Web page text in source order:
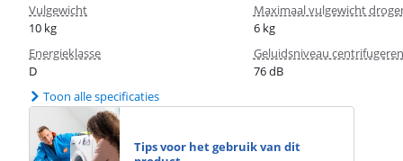
Vulgewicht
10 kg
Maximaal vulgewicht
6 kg
Energieklasse
D
Geluidsniveau centrifugeren
76 dB
Toon alle specificaties
Tips voor het gebruik van dit